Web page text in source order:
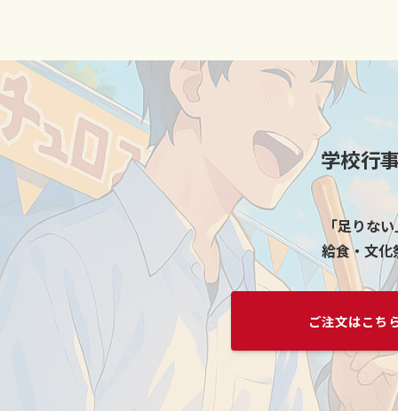
学校行
「足りな
給食・文化
ご注文はこち